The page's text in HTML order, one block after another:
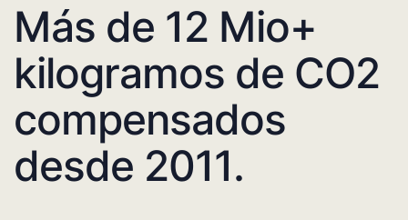
Más de 12 Mio+
kilogramos de CO2
compensados
desde 2011.